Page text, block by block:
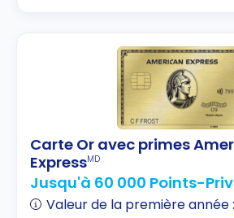
Carte Or avec primes
ExpressMD
Jusqu'à 60 000 Points-
Valeur de la première année